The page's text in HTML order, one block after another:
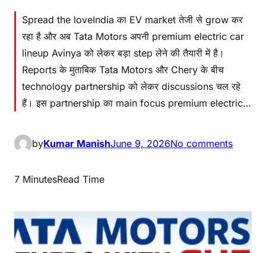
Spread the loveIndia का EV market तेजी से grow कर
रहा है और अब Tata Motors अपनी premium electric car
lineup Avinya को लेकर बड़ा step लेने की तैयारी में है।
Reports के मुताबिक Tata Motors और Chery के बीच
technology partnership को लेकर discussions चल रहे
हैं। इस partnership का main focus premium electric…
byKumar ManishJune 9, 2026No comments
7 MinutesRead Time